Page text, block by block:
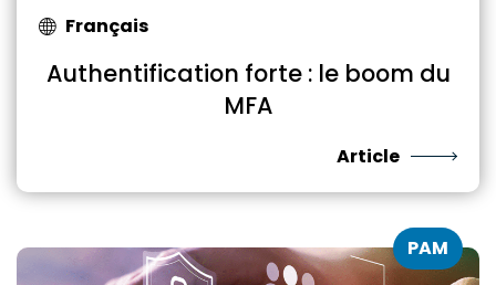
Français
Authentification forte : le boom du
MFA
Article
PAM